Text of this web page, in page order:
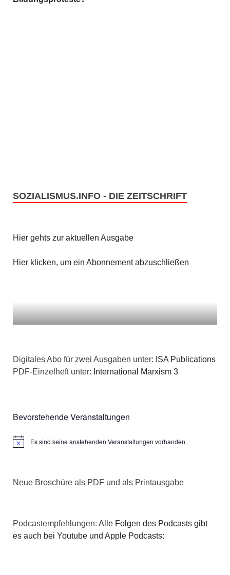
SOZIALISMUS.INFO - DIE ZEITSCHRIFT
Hier gehts zur aktuellen Ausgabe
Hier klicken, um ein Abonnement abzuschließen
Digitales Abo für zwei Ausgaben unter: ISA Publications
PDF-Einzelheft unter: International Marxism 3
Bevorstehende Veranstaltungen
HinweisEs sind keine anstehenden Veranstaltungen vorhanden.
Neue Broschüre als PDF und als Printausgabe
Podcastempfehlungen: Alle Folgen des Podcasts gibt
es auch bei Youtube und Apple Podcasts: